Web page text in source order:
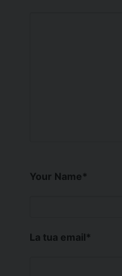
Your Name*
La tua email*